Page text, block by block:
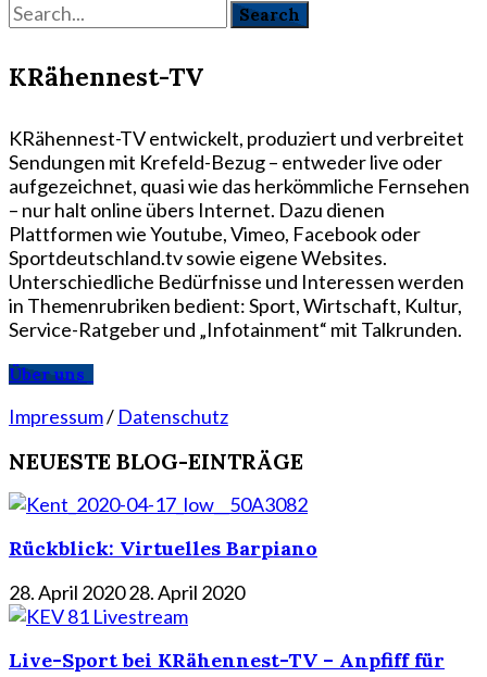
KRähennest-TV
KRähennest-TV entwickelt, produziert und verbreitet
Sendungen mit Krefeld-Bezug – entweder live oder
aufgezeichnet, quasi wie das herkömmliche Fernsehen
– nur halt online übers Internet. Dazu dienen
Plattformen wie Youtube, Vimeo, Facebook oder
Sportdeutschland.tv sowie eigene Websites.
Unterschiedliche Bedürfnisse und Interessen werden
in Themenrubriken bedient: Sport, Wirtschaft, Kultur,
Service-Ratgeber und „Infotainment“ mit Talkrunden.
Über uns
Impressum/ Datenschutz
NEUESTE BLOG-EINTRÄGE
Rückblick: Virtuelles Barpiano
28. April 202028. April 2020
Live-Sport bei KRähennest-TV – Anpfiff für